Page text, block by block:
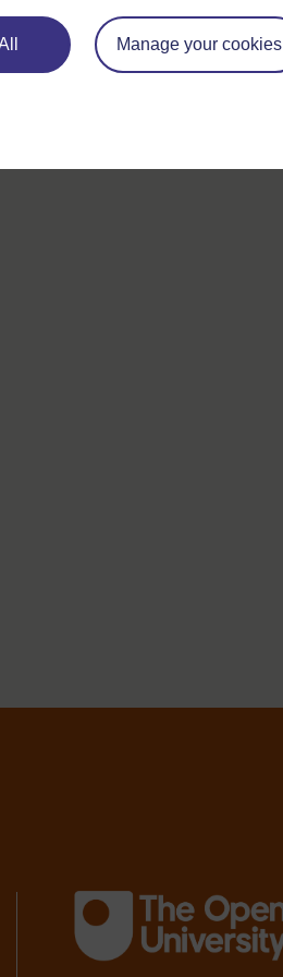
Manage your cookies
concernant ce site, veuillez